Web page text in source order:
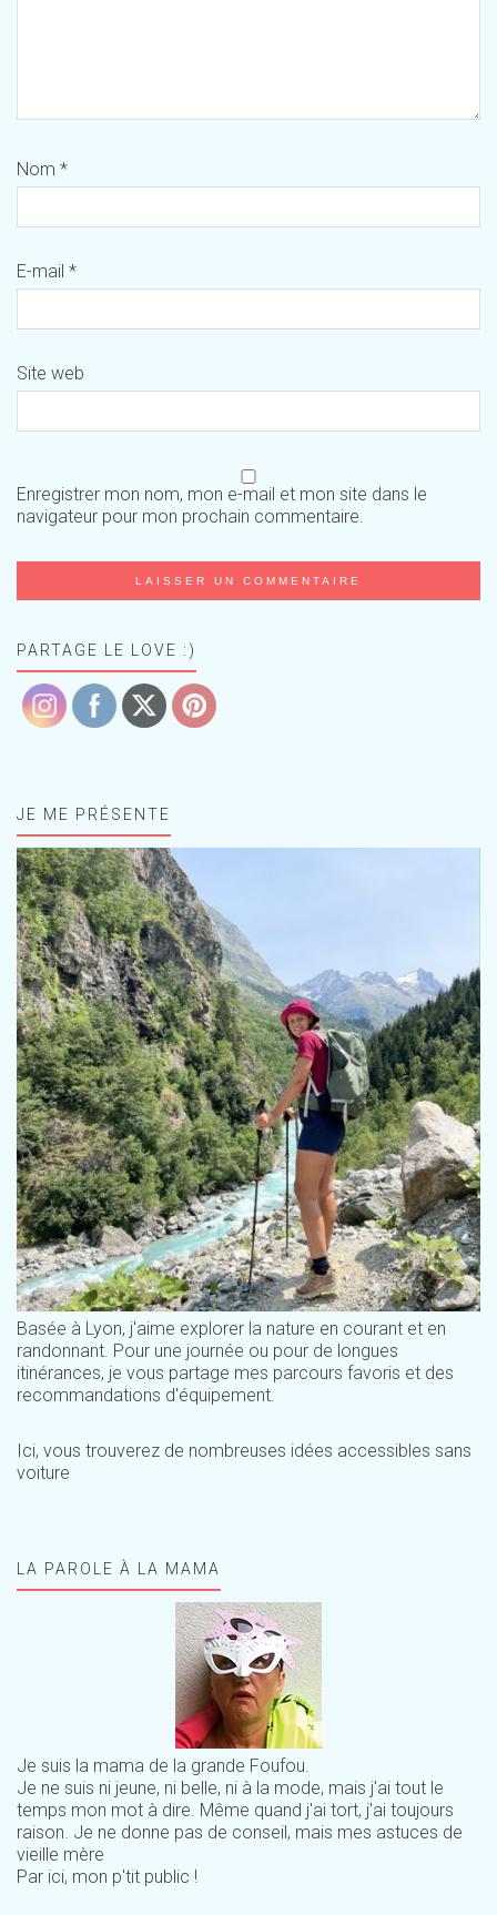
Nom *
E-mail *
Site web
Enregistrer mon nom, mon e-mail et mon site dans le
navigateur pour mon prochain commentaire.
PARTAGE LE LOVE :)
JE ME PRÉSENTE
Basée à Lyon, j'aime explorer la nature en courant et en
randonnant. Pour une journée ou pour de longues
itinérances, je vous partage mes parcours favoris et des
recommandations d'équipement.
Ici, vous trouverez de nombreuses idées accessibles sans
voiture
LA PAROLE À LA MAMA
Je suis la mama de la grande Foufou.
Je ne suis ni jeune, ni belle, ni à la mode, mais j'ai tout le
temps mon mot à dire. Même quand j'ai tort, j'ai toujours
raison. Je ne donne pas de conseil, mais mes astuces de
vieille mère
Par ici, mon p'tit public !